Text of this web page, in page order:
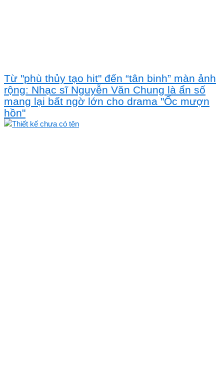
Từ "phù thủy tạo hit" đến “tân binh” màn ảnh
rộng: Nhạc sĩ Nguyễn Văn Chung là ẩn số
mang lại bất ngờ lớn cho drama "Ốc mượn
hồn"